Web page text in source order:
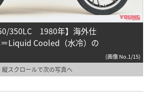
350LC 1980年】海外仕
Liquid Cooled（水冷）の
(画像 No.1/15)
縦スクロールで次の写真へ